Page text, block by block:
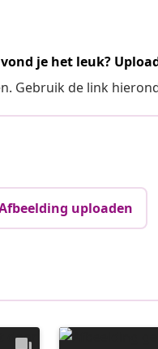
je het leuk?
Gebruik de link
uploaden